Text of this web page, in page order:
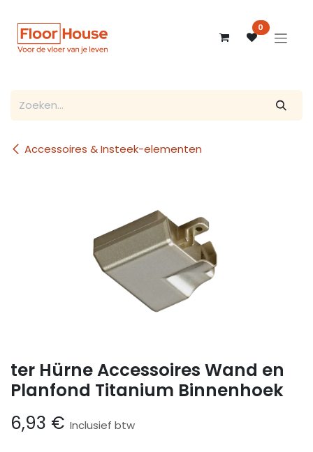
0
Accessoires & Insteek-elementen
ter Hürne Accessoires Wand en
Planfond Titanium Binnenhoek
6,93 € Inclusief btw